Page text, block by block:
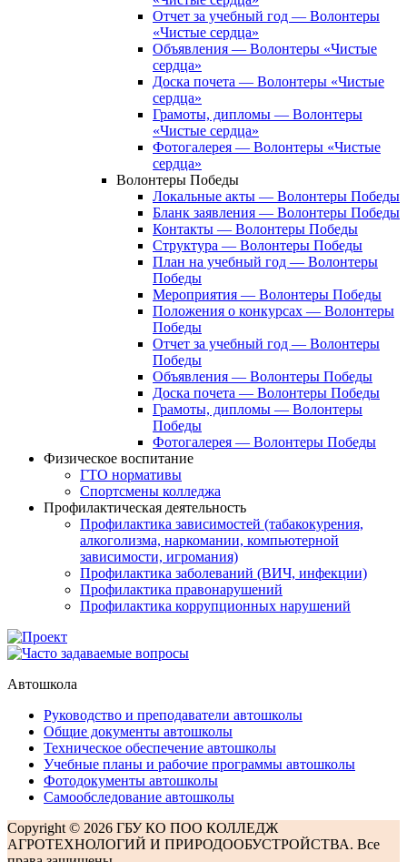
Отчет за учебный год — Волонтеры
«Чистые сердца»
Объявления — Волонтеры «Чистые
сердца»
Доска почета — Волонтеры «Чистые
сердца»
Грамоты, дипломы — Волонтеры
«Чистые сердца»
Фотогалерея — Волонтеры «Чистые
сердца»
Волонтеры Победы
Локальные акты — Волонтеры Победы
Бланк заявления — Волонтеры Победы
Контакты — Волонтеры Победы
Структура — Волонтеры Победы
План на учебный год — Волонтеры
Победы
Мероприятия — Волонтеры Победы
Положения о конкурсах — Волонтеры
Победы
Отчет за учебный год — Волонтеры
Победы
Объявления — Волонтеры Победы
Доска почета — Волонтеры Победы
Грамоты, дипломы — Волонтеры
Победы
Фотогалерея — Волонтеры Победы
Физическое воспитание
ГТО нормативы
Спортсмены колледжа
Профилактическая деятельность
Профилактика зависимостей (табакокурения,
алкоголизма, наркомании, компьютерной
зависимости, игромания)
Профилактика заболеваний (ВИЧ, инфекции)
Профилактика правонарушений
Профилактика коррупционных нарушений
Автошкола
Руководство и преподаватели автошколы
Общие документы автошколы
Техническое обеспечение автошколы
Учебные планы и рабочие программы автошколы
Фотодокументы автошколы
Самообследование автошколы
Copyright © 2026 ГБУ КО ПОО КОЛЛЕДЖ
АГРОТЕХНОЛОГИЙ И ПРИРОДООБУСТРОЙСТВА. Все